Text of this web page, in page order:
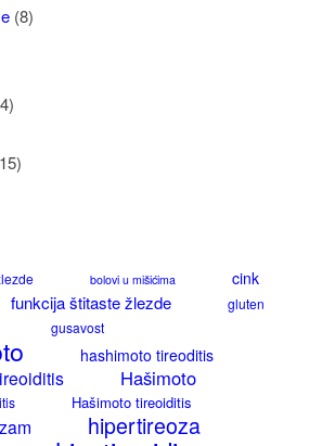
(8)
bolovi u mišićima cink
funkcija štitaste žlezde gluten
gusavost
hashimoto tireoditis
Hašimoto
Hašimoto tireoiditis
hipertireoza